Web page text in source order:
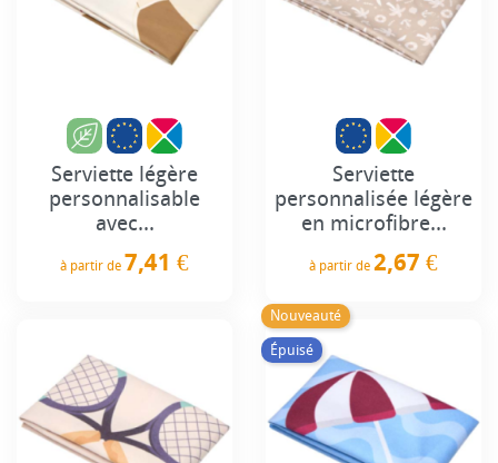
Serviette légère
personnalisable
avec...
à partir de 7,41 €
Serviette
personnalisée légère
en microfibre...
à partir de 2,67 €
Nouveauté
Épuisé